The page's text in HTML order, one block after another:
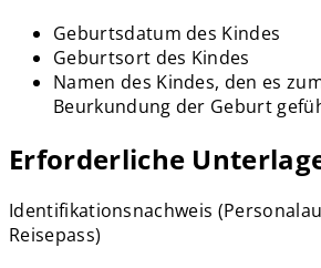
Geburtsdatum des Kindes
Geburtsort des Kindes
Namen des Kindes, den es
Beurkundung der Geburt
Erforderliche
Identifikationsnachweis
Reisepass)